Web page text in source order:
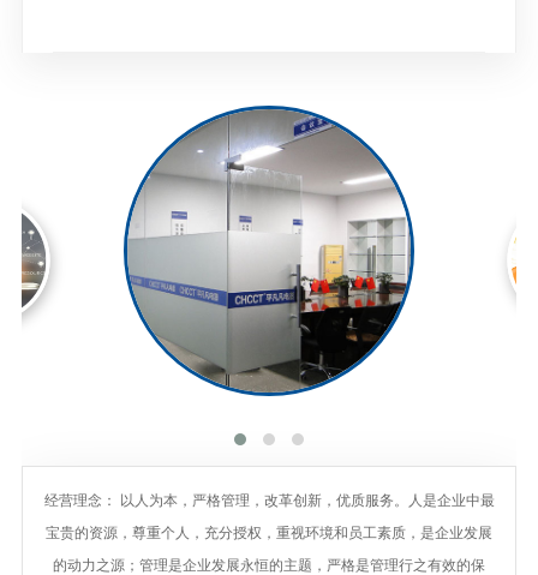
经营理念： 以人为本，严格管理，改革创新，优质服务。人是企业中最
宝贵的资源，尊重个人，充分授权，重视环境和员工素质，是企业发展
的动力之源；管理是企业发展永恒的主题，严格是管理行之有效的保